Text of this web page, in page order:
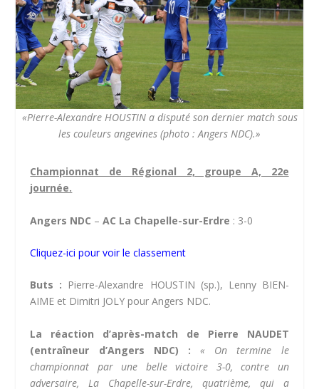
«Pierre-Alexandre HOUSTIN a disputé son dernier match sous
les couleurs angevines (photo : Angers NDC).»
Championnat de Régional 2, groupe A, 22e
journée.
Angers NDC – AC La Chapelle-sur-Erdre : 3-0
Cliquez-ici pour voir le classement
Buts : Pierre-Alexandre HOUSTIN (sp.), Lenny BIEN-
AIME et Dimitri JOLY pour Angers NDC.
La réaction d’après-match de Pierre NAUDET
(entraîneur d’Angers NDC) : « On termine le
championnat par une belle victoire 3-0, contre un
adversaire, La Chapelle-sur-Erdre, quatrième, qui a